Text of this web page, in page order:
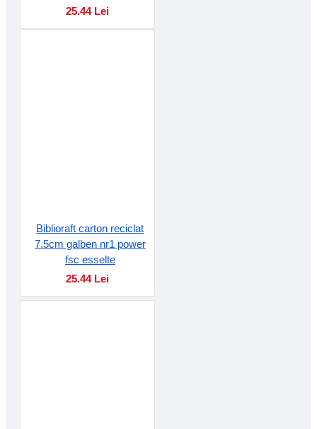
25.44 Lei
Biblioraft carton reciclat
7.5cm galben nr1 power
fsc esselte
25.44 Lei